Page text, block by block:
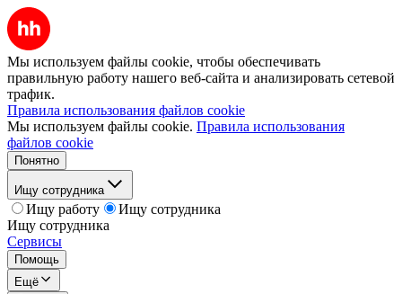
Мы используем файлы cookie, чтобы обеспечивать
правильную работу нашего веб-сайта и анализировать сетевой
трафик.
Правила использования файлов cookie
Мы используем файлы cookie. Правила использования
файлов cookie
Понятно
Ищу сотрудника
Ищу работу
Ищу сотрудника
Ищу сотрудника
Сервисы
Помощь
Ещё